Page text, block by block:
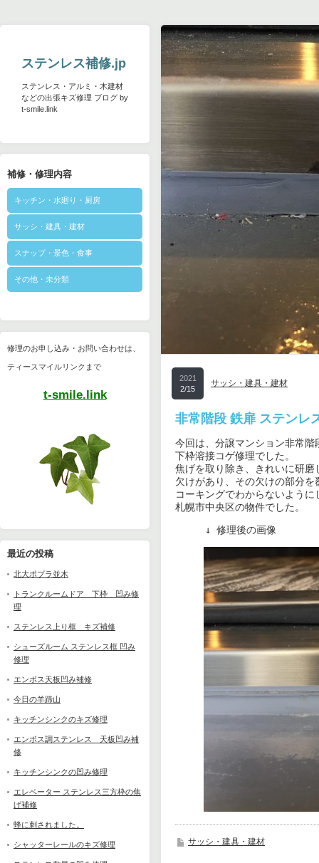
ステンレス補修.jp
ステンレス・アルミ・木建材
などの出張キズ修理 ブログ by
t-smile.link
補修・修理内容
キッチン・水廻り・厨房
サッシ・建具・建材
スナップ・景色・食事
その他・未分類
修理のお申し込み・お問い合わせは、
ティースマイルリンクまで
t-smile.link
最近の投稿
北大ポプラ並木
トランクルームドア 下枠 凹み修
理
ステンレス上り框 キズ補修
シューズルーム ステンレス框 凹み
修理
エンボス天板凹み補修
今日の羊蹄山
キッチンシンクのキズ修理
エンボス調ステンレス 天板凹み補
修
キッチンシンクの凹み修理
エレベーター ステンレス三方枠の焦
げ補修
蜂に刺されました。
シャッターレールのキズ修理
2021
2/15
サッシ・建具・建材
非常階段 鉄扉 ステンレ
今回は、分譲マンション非常階
下枠溶接コゲ修理でした。
焦げを取り除き、きれいに研
欠けがあり、その欠けの部分
コーキングでわからないように
札幌市中央区の物件でした。
↓ 修理後の画像
サッシ・建具・建材